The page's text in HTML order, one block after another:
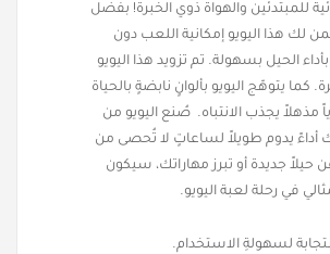
للمبتدئين والهواة ذوي الخبرة! بفضل
لك هذا اليويو إمكانية اللعب دون
الحيل بسهولة. تم تزويد هذا اليويو
كما يتوهّج اليويو بألوانٍ نابضةٍ بالحياة
مذهلاً يجذب الانتباه. صُنع اليويو من
أداءً يدوم طويلاً لساعاتٍ لا تُحصى من
حيلاً جديدة أو تبرز مهاراتك، سيكون
في رحلة لعبة اليويو.
لسهولةِ الاستخدام.